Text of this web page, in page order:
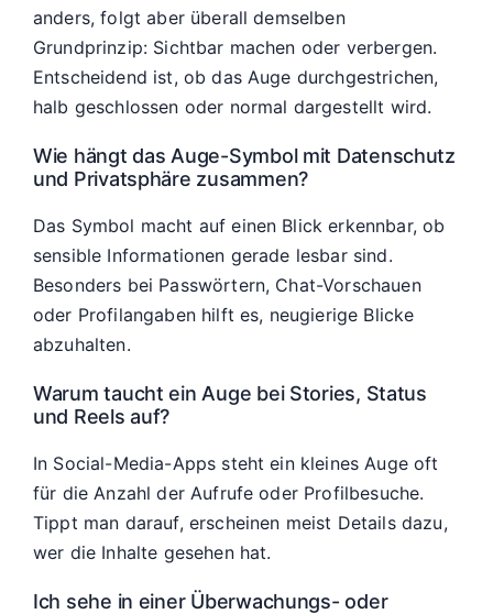
anders, folgt aber überall demselben
Grundprinzip: Sichtbar machen oder verbergen.
Entscheidend ist, ob das Auge durchgestrichen,
halb geschlossen oder normal dargestellt wird.
Wie hängt das Auge-Symbol mit Datenschutz
und Privatsphäre zusammen?
Das Symbol macht auf einen Blick erkennbar, ob
sensible Informationen gerade lesbar sind.
Besonders bei Passwörtern, Chat-Vorschauen
oder Profilangaben hilft es, neugierige Blicke
abzuhalten.
Warum taucht ein Auge bei Stories, Status
und Reels auf?
In Social-Media-Apps steht ein kleines Auge oft
für die Anzahl der Aufrufe oder Profilbesuche.
Tippt man darauf, erscheinen meist Details dazu,
wer die Inhalte gesehen hat.
Ich sehe in einer Überwachungs- oder